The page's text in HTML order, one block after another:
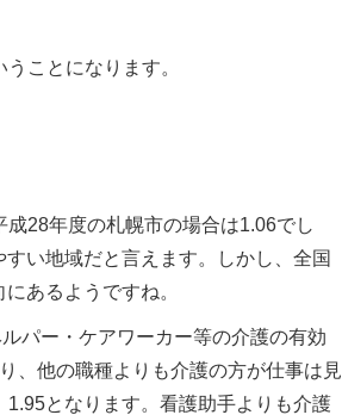
ことになります。
28年度の札幌市の場合は1.06でし
い地域だと言えます。しかし、全国
あるようですね。
パー・ケアワーカー等の介護の有効
、他の職種よりも介護の方が仕事は見
となります。看護助手よりも介護